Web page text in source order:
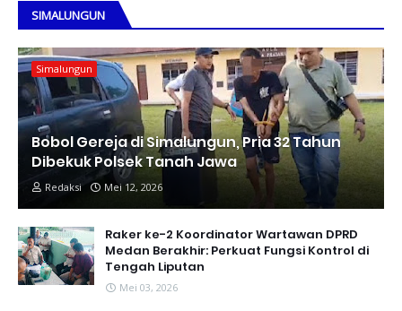
SIMALUNGUN
Simalungun
Bobol Gereja di Simalungun, Pria 32 Tahun
Dibekuk Polsek Tanah Jawa
Redaksi Mei 12, 2026
Raker ke-2 Koordinator Wartawan DPRD
Medan Berakhir: Perkuat Fungsi Kontrol di
Tengah Liputan
Mei 03, 2026